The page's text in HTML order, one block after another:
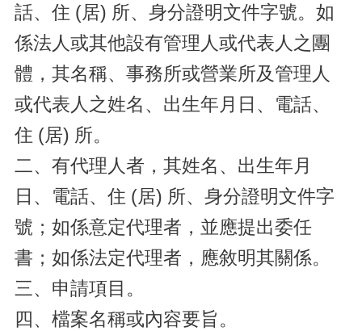
話、住 (居) 所、身分證明文件字號。如
係法人或其他設有管理人或代表人之團
體，其名稱、事務所或營業所及管理人
或代表人之姓名、出生年月日、電話、
住 (居) 所。
二、有代理人者，其姓名、出生年月
日、電話、住 (居) 所、身分證明文件字
號；如係意定代理者，並應提出委任
書；如係法定代理者，應敘明其關係。
三、申請項目。
四、檔案名稱或內容要旨。